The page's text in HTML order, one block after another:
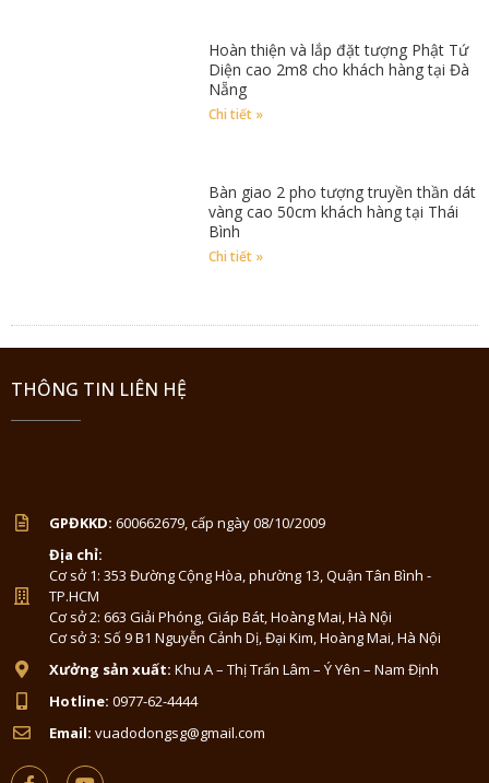
Hoàn thiện và lắp đặt tượng Phật Tứ
Diện cao 2m8 cho khách hàng tại Đà
Nẵng
Chi tiết »
Bàn giao 2 pho tượng truyền thần dát
vàng cao 50cm khách hàng tại Thái
Bình
Chi tiết »
THÔNG TIN LIÊN HỆ
GPĐKKD: 600662679, cấp ngày 08/10/2009
Địa chỉ:
Cơ sở 1: 353 Đường Cộng Hòa, phường 13, Quận Tân Bình -
TP.HCM
Cơ sở 2: 663 Giải Phóng, Giáp Bát, Hoàng Mai, Hà Nội
Cơ sở 3: Số 9 B1 Nguyễn Cảnh Dị, Đại Kim, Hoàng Mai, Hà Nội
Xưởng sản xuất: Khu A – Thị Trấn Lâm – Ý Yên – Nam Định
Hotline: 0977-62-4444
Email: vuadodongsg@gmail.com